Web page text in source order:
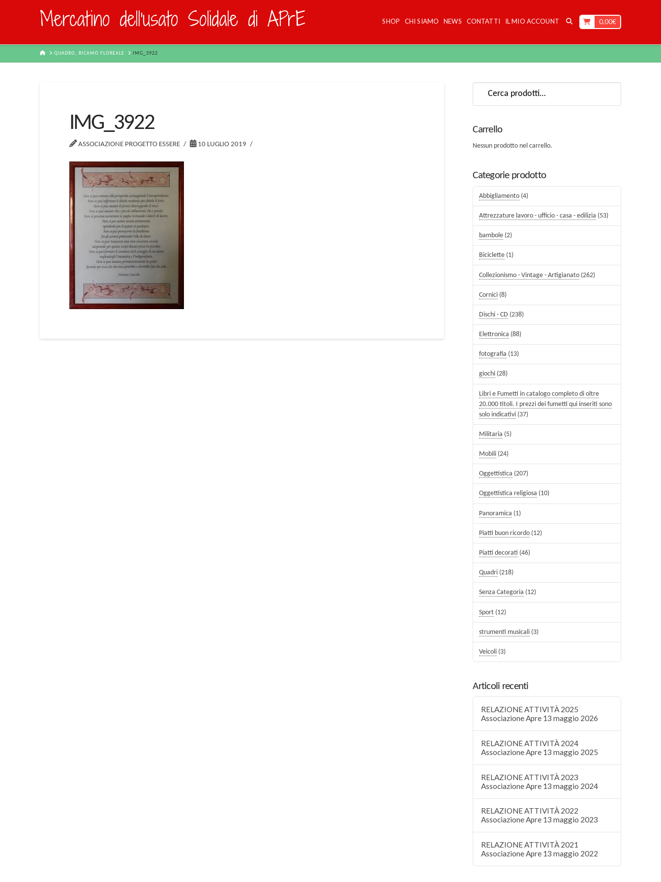
Mercatino dell'usato Solidale di APrE SHOP CHI SIAMO NEWS CONTATTI IL MIO ACCOUNT 0,00€
HOMEQUADRO, RICAMO FLOREALE IMG_3922
IMG_3922
ASSOCIAZIONE PROGETTO ESSERE 10 LUGLIO 2019
Carrello
Nessun prodotto nel carrello.
Categorie prodotto
Abbigliamento (4)
Attrezzature lavoro - ufficio - casa - edilizia (53)
bambole (2)
Biciclette (1)
Collezionismo - Vintage - Artigianato (262)
Cornici (8)
Dischi - CD (238)
Elettronica (88)
fotografia (13)
giochi (28)
Libri e Fumetti in catalogo completo di oltre
20.000 titoli. I prezzi dei fumetti qui inseriti sono
solo indicativi (37)
Militaria (5)
Mobili (24)
Oggettistica (207)
Oggettistica religiosa (10)
Panoramica (1)
Piatti buon ricordo (12)
Piatti decorati (46)
Quadri (218)
Senza Categoria (12)
Sport (12)
strumenti musicali (3)
Veicoli (3)
Articoli recenti
RELAZIONE ATTIVITÀ 2025
Associazione Apre 13 maggio 2026
RELAZIONE ATTIVITÀ 2024
Associazione Apre 13 maggio 2025
RELAZIONE ATTIVITÀ 2023
Associazione Apre 13 maggio 2024
RELAZIONE ATTIVITÀ 2022
Associazione Apre 13 maggio 2023
RELAZIONE ATTIVITÀ 2021
Associazione Apre 13 maggio 2022